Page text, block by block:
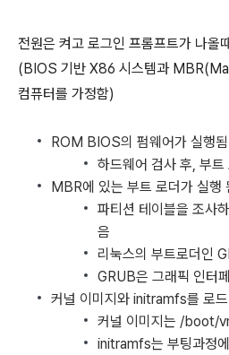
전원은 켜고 로그인 프롬프트가 나올
(BIOS 기반 X86 시스템과
컴퓨터를 가정함)
ROM BIOS의 펌웨어가 실행됨
하드웨어 검사 후, 부트
MBR에 있는 부트 로더가 실행
파티션 테이블을 조사
음
리눅스의 부트로더인
GRUB은 그래픽 인터
커널 이미지와 initramfs를 로드
커널 이미지는 /boot/
initramfs는 부팅과정